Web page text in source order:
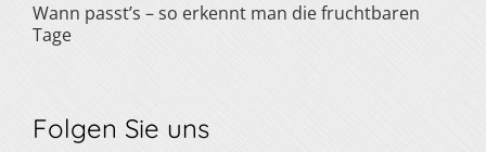
Wann passt’s – so erkennt man die fruchtbaren
Tage
Folgen Sie uns